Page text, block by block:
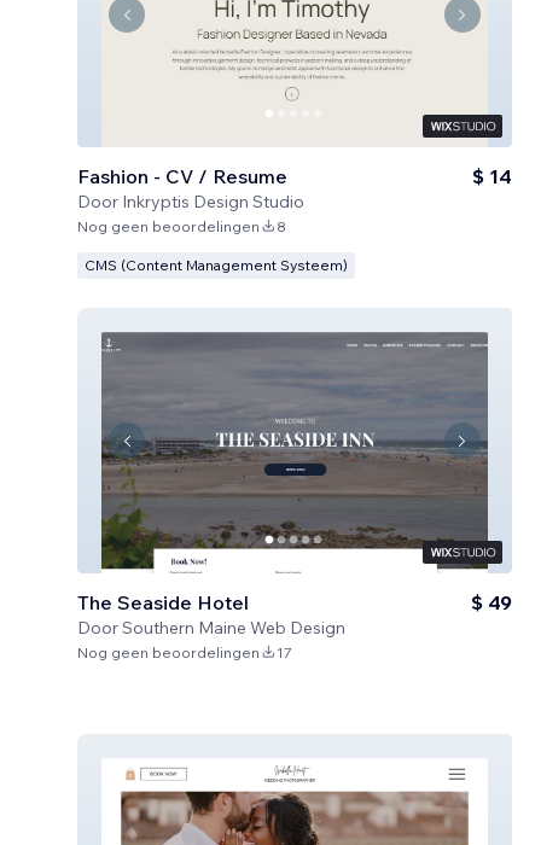
Fashion - CV / Resume
Door Inkryptis Design Studio
$ 14
Nog geen beoordelingen 8
CMS (Content Management Systeem)
The Seaside Hotel
DoorSouthern Maine Web Design
$ 49
Nog geen beoordelingen 17